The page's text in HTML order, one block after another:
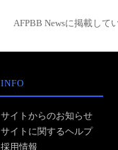
AFPBB Newsに掲載して
INFO
サイトからのお知らせ
サイトに関するヘルプ
採用情報